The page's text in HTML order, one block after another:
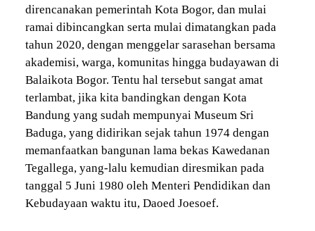
direncanakan pemerintah Kota Bogor, dan mulai
ramai dibincangkan serta mulai dimatangkan pada
tahun 2020, dengan menggelar sarasehan bersama
akademisi, warga, komunitas hingga budayawan di
Balaikota Bogor. Tentu hal tersebut sangat amat
terlambat, jika kita bandingkan dengan Kota
Bandung yang sudah mempunyai Museum Sri
Baduga, yang didirikan sejak tahun 1974 dengan
memanfaatkan bangunan lama bekas Kawedanan
Tegallega, yang-lalu kemudian diresmikan pada
tanggal 5 Juni 1980 oleh Menteri Pendidikan dan
Kebudayaan waktu itu, Daoed Joesoef.